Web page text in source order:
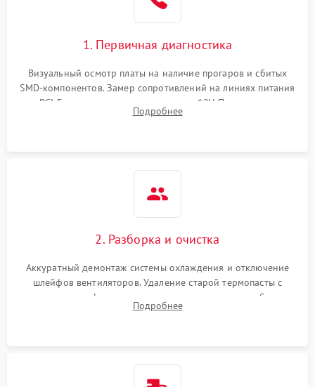
1. Первичная диагностика
Визуальный осмотр платы на наличие прогаров и сбитых
SMD-компонентов. Замер сопротивлений на линиях питания
PCI-E и дополнительных разъемах 12V. Проверка на
короткое замыкание основных дросселей питания GPU и
Подробнее
2. Разборка и очистка
Аккуратный демонтаж системы охлаждения и отключение
шлейфов вентиляторов. Удаление старой термопасты с
кристалла графического чипа и термопрокладок с банок
памяти и зоны VRM. Очистка платы от пыли и окислов.
Подробнее